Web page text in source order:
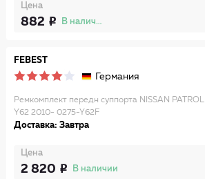
Цена
882 В наличии
FEBEST
Германия
Ремкомплект передн суппорта NISSAN PATROL
Y62 2010- 0275-Y62F
Доставка: Завтра
Цена
2 820 В наличии